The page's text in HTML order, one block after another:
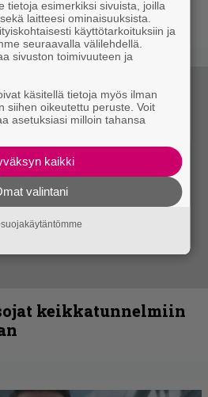
keikkatunnelmiin
tietoja esimerkiksi sivuista, joilla
laitteesi ominaisuuksista.
käyttötarkoituksiin ja
seuraavalla välilehdellä.
sivuston toimivuuteen ja
käsitellä tietoja myös ilman
siihen oikeutettu peruste. Voit
asetuksiasi milloin tahansa
kaikki
valintani